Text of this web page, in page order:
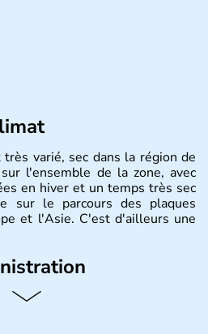
varié, sec dans la région de
l'ensemble de la zone, avec
en hiver et un temps très sec
sur le parcours des plaques
et l'Asie. C'est d'ailleurs une
dans le bassin Levantin, à l'est